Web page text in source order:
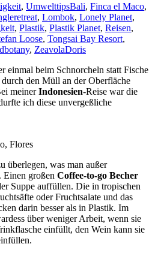
, UmwelttipsBali, Finca el Maco,
, Lombok, Lonely Planet,
, Plastik, Plastik Planet, Reisen,
Loose, Tongsai Bay Resort,
, ZeavolaDoris
einmal beim Schnorcheln statt Fische
den Müll an der Oberfläche
meinerIndonesien-Reise war die
ich diese unvergeßliche
Flores
überlegen, was man außer
Einen großen Coffee-to-go Becher
Suppe auffüllen. Die in tropischen
oder Fruchtsalate und das
darin besser als in Plastik. Im
über weniger Arbeit, wenn sie
einfüllt, den Wein kann sie